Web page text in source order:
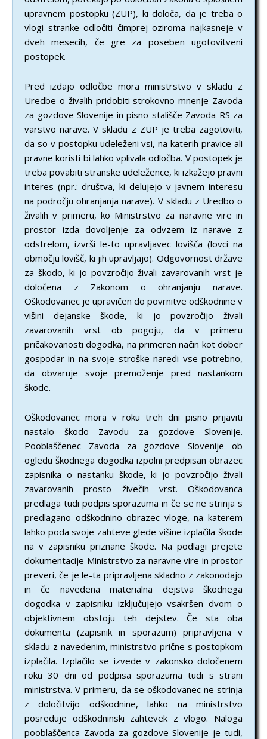
upravnem postopku (ZUP), ki določa, da je treba o
vlogi stranke odločiti čimprej oziroma najkasneje v
dveh mesecih, če gre za poseben ugotovitveni
postopek.
Pred izdajo odločbe mora ministrstvo v skladu z
Uredbe o živalih pridobiti strokovno mnenje Zavoda
za gozdove Slovenije in pisno stališče Zavoda RS za
varstvo narave. V skladu z ZUP je treba zagotoviti,
da so v postopku udeleženi vsi, na katerih pravice ali
pravne koristi bi lahko vplivala odločba. V postopek je
treba povabiti stranske udeležence, ki izkažejo pravni
interes (npr.: društva, ki delujejo v javnem interesu
na področju ohranjanja narave). V skladu z Uredbo o
živalih v primeru, ko Ministrstvo za naravne vire in
prostor izda dovoljenje za odvzem iz narave z
odstrelom, izvrši le-to upravljavec lovišča (lovci na
območju lovišč, ki jih upravljajo). Odgovornost države
za škodo, ki jo povzročijo živali zavarovanih vrst je
določena z Zakonom o ohranjanju narave.
Oškodovanec je upravičen do povrnitve odškodnine v
višini dejanske škode, ki jo povzročijo živali
zavarovanih vrst ob pogoju, da v primeru
pričakovanosti dogodka, na primeren način kot dober
gospodar in na svoje stroške naredi vse potrebno,
da obvaruje svoje premoženje pred nastankom
škode.
Oškodovanec mora v roku treh dni pisno prijaviti
nastalo škodo Zavodu za gozdove Slovenije.
Pooblaščenec Zavoda za gozdove Slovenije ob
ogledu škodnega dogodka izpolni predpisan obrazec
zapisnika o nastanku škode, ki jo povzročijo živali
zavarovanih prosto živečih vrst. Oškodovanca
predlaga tudi podpis sporazuma in če se ne strinja s
predlagano odškodnino obrazec vloge, na katerem
lahko poda svoje zahteve glede višine izplačila škode
na v zapisniku priznane škode. Na podlagi prejete
dokumentacije Ministrstvo za naravne vire in prostor
preveri, če je le-ta pripravljena skladno z zakonodajo
in če navedena materialna dejstva škodnega
dogodka v zapisniku izključujejo vsakršen dvom o
objektivnem obstoju teh dejstev. Če sta oba
dokumenta (zapisnik in sporazum) pripravljena v
skladu z navedenim, ministrstvo prične s postopkom
izplačila. Izplačilo se izvede v zakonsko določenem
roku 30 dni od podpisa sporazuma tudi s strani
ministrstva. V primeru, da se oškodovanec ne strinja
z določitvijo odškodnine, lahko na ministrstvo
posreduje odškodninski zahtevek z vlogo. Naloga
pooblaščenca Zavoda za gozdove Slovenije je tudi,